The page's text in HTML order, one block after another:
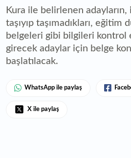
Kura ile belirlenen adayların,
taşıyıp taşımadıkları,
belgeleri gibi bilgileri kontrol
girecek adaylar için belge
başlatılacak.
WhatsApp ile paylaş
X ile paylaş